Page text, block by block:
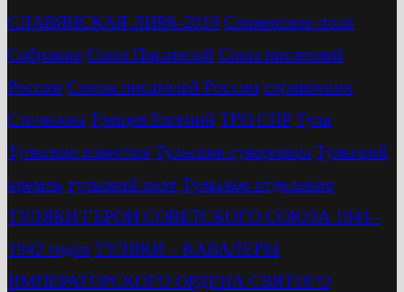
СЛАВЯНСКАЯ ЛИРА-2019 Словенское поле
Собрание Союз Писателей Союз писателей
России Союза писателей России справочник
Стечкины Трещев Евгений ТРО СПР Тула
Тульские известия Тульские суворовцы Тульский
кремль тульский поэт Тульское отделение
ТУЛЯКИ ГЕРОИ СОВЕТСКОГО СОЮЗА 1941–
1942 годов ТУЛЯКИ – КАВАЛЕРЫ
ИМПЕРАТОРСКОГО ОРДЕНА СВЯТОГО